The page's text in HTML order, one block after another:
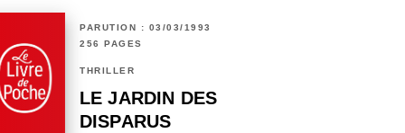
PARUTION : 03/03/1993
256 PAGES
THRILLER
LE JARDIN DES
DISPARUS